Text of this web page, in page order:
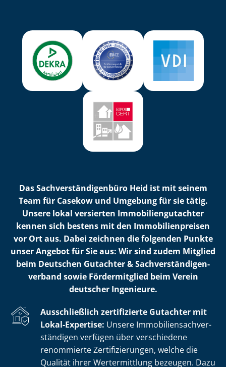
Das Sach­ver­stän­di­gen­bü­ro Heid ist mit seinem
Team für Casekow und Umgebung für sie tätig.
Unsere lokal versierten Im­mo­bi­li­en­gut­ach­ter
kennen sich bestens mit den Im­mo­bi­li­en­prei­sen
vor Ort aus. Dabei zeichnen die folgenden Punkte
unser Angebot für Sie aus: Wir sind zudem Mitglied
beim Deutschen Gutachter & Sach­ver­stän­di­gen­
ver­band sowie Fördermitglied beim Verein
deutscher Ingenieure.
Ausschließlich zertifizierte Gutachter mit
Lokal-Expertise: Unsere Im­mo­bi­li­en­sach­ver­
stän­di­gen verfügen über verschiedene
renommierte Zer­ti­fi­zie­run­gen, welche die
Qualität ihrer Wertermittlung bezeugen. Dazu